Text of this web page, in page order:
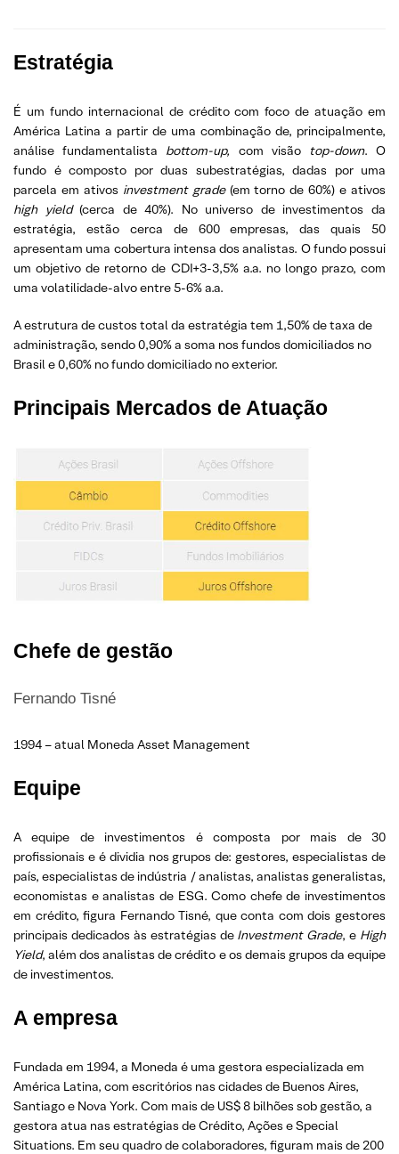
Estratégia
É um fundo internacional de crédito com foco de atuação em
América Latina a partir de uma combinação de, principalmente,
análise fundamentalista bottom-up, com visão top-down. O
fundo é composto por duas subestratégias, dadas por uma
parcela em ativos investment grade(em torno de 60%) e ativos
high yield(cerca de 40%). No universo de investimentos da
estratégia, estão cerca de 600 empresas, das quais 50
apresentam uma cobertura intensa dos analistas. O fundo possui
um objetivo de retorno de CDI+3-3,5% a.a. no longo prazo, com
uma volatilidade-alvo entre 5-6% a.a.
A estrutura de custos total da estratégia tem 1,50% de taxa de
administração, sendo 0,90% a soma nos fundos domiciliados no
Brasil e 0,60% no fundo domiciliado no exterior.
Principais Mercados de Atuação
Chefe de gestão
Fernando Tisné
1994 – atual Moneda Asset Management
Equipe
A equipe de investimentos é composta por mais de 30
profissionais e é dividia nos grupos de: gestores, especialistas de
país, especialistas de indústria / analistas, analistas generalistas,
economistas e analistas de ESG. Como chefe de investimentos
em crédito, figura Fernando Tisné, que conta com dois gestores
principais dedicados às estratégias de Investment Grade, e High
Yield, além dos analistas de crédito e os demais grupos da equipe
de investimentos.
A empresa
Fundada em 1994, a Moneda é uma gestora especializada em
América Latina, com escritórios nas cidades de Buenos Aires,
Santiago e Nova York. Com mais de US$ 8 bilhões sob gestão, a
gestora atua nas estratégias de Crédito, Ações e Special
Situations. Em seu quadro de colaboradores, figuram mais de 200